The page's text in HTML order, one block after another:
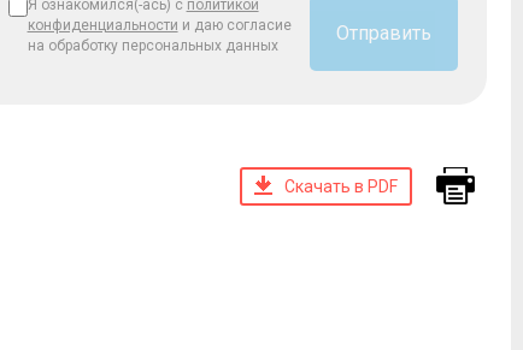
Я ознакомился(-ась) с политикой
конфиденциальности и даю согласие
на обработку персональных данных
Отправить
Скачать в PDF